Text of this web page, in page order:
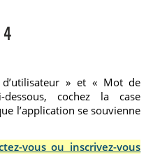
4
» et « Mot de
cochez la case
l’application se souvienne
vous ou inscrivez-vous